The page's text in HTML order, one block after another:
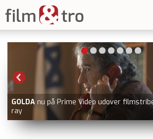
nu på Prime Video udover filmstriben.dk,